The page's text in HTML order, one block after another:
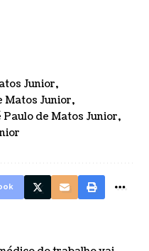
Junior
Matos Junior
Paulo de Matos Junior